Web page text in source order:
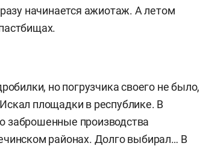
начинается ажиотаж. А летом
но погрузчика своего не было,
площадки в республике. В
заброшенные производства
районах. Долго выбирал… В